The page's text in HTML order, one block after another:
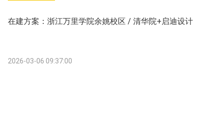
在建方案：浙江万里学院余姚校区 / 清华院+启迪设计
2026-03-06 09:37:00